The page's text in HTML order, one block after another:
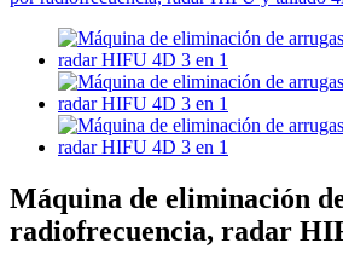
Máquina de eliminación
radiofrecuencia, radar